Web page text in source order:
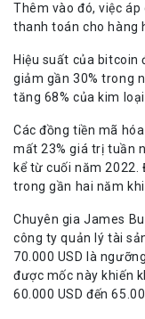
Thêm vào đó, việc
thanh toán cho hàng
Hiệu suất của bitcoin
giảm gần 30% trong
tăng 68% của kim
Các đồng tiền mã
mất 23% giá trị tuần
kể từ cuối năm
trong gần hai năm
Chuyên gia James
công ty quản lý tài
70.000 USD là
được mốc này khiến
60.000 USD đến